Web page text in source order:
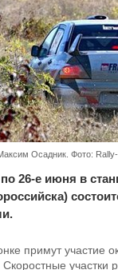
Осадник. Фото:
26-е июня в
примут участие
Скоростные участки